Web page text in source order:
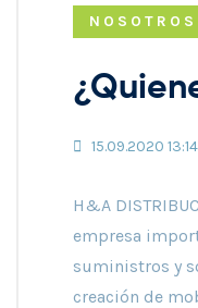
NOSOTROS
15.09.2020 13:14
H&A
empresa
suministros y
creación de